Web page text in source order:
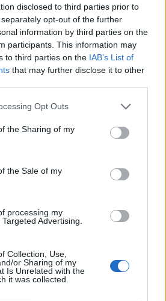
disclosed to third parties prior to
opt-out of the further
information by third parties on the
participants. This information may
to third parties on the IAB’s List of
that may further disclose it to other
Opt Outs
the Sharing of my
the Sale of my
processing my
Advertising.
Collection, Use,
or Sharing of my
Is Unrelated with the
it was collected.
on Google ↗
23χρονου
σε
να